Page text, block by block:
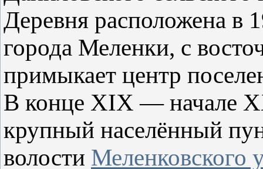
Деревня расположена в
города Меленки, с
примыкает центр
В конце XIX — начале
крупный населённый
волости Меленковского